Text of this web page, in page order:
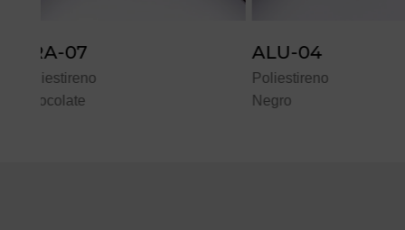
ALU-04
Poliestireno
Negro
TRA-06
Poliestireno